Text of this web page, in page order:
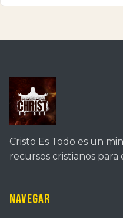
Cristo Es Todo es un
recursos cristianos
Navegar